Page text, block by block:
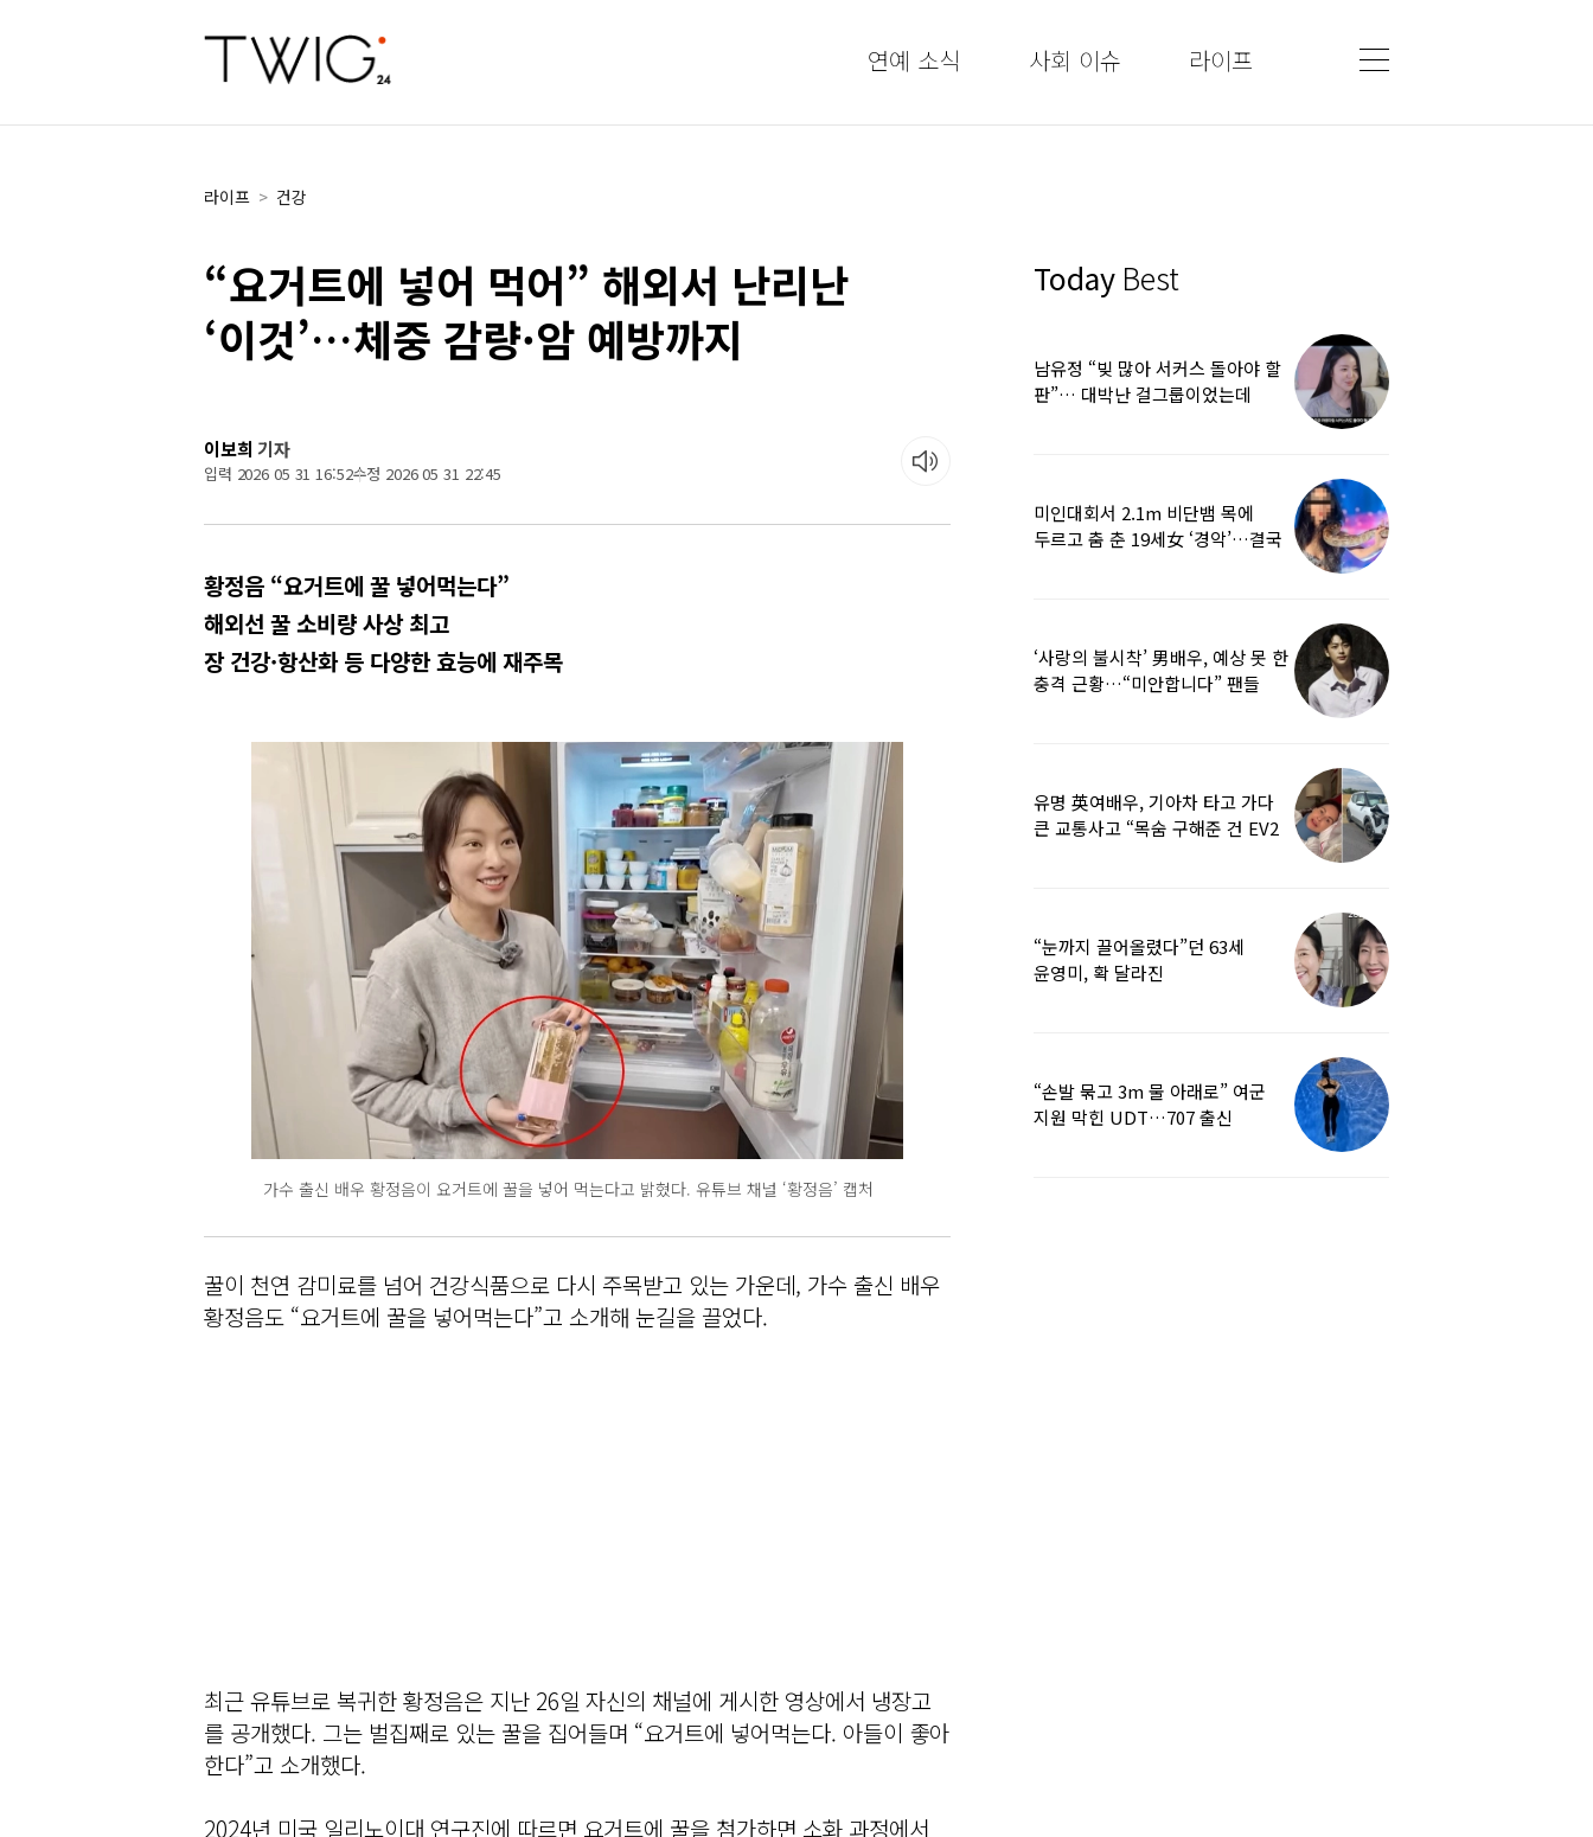
연예 소식 사회 이슈 라이프
라이프 > 건강
“요거트에 넣어 먹어” 해외서 난리난
‘이것’…체중 감량·암 예방까지
이보희 기자
입력 2026 05 31 16:52수정 2026 05 31 22:45
황정음 “요거트에 꿀 넣어먹는다”
해외선 꿀 소비량 사상 최고
장 건강·항산화 등 다양한 효능에 재주목
가수 출신 배우 황정음이 요거트에 꿀을 넣어 먹는다고 밝혔다. 유튜브 채널 ‘황정음’ 캡처
꿀이 천연 감미료를 넘어 건강식품으로 다시 주목받고 있는 가운데, 가수 출신 배우
황정음도 “요거트에 꿀을 넣어먹는다”고 소개해 눈길을 끌었다.
최근 유튜브로 복귀한 황정음은 지난 26일 자신의 채널에 게시한 영상에서 냉장고
를 공개했다. 그는 벌집째로 있는 꿀을 집어들며 “요거트에 넣어먹는다. 아들이 좋아
한다”고 소개했다.
2024년 미국 일리노이대 연구진에 따르면 요거트에 꿀을 첨가하면 소화 과정에서
Today Best
남유정 “빚 많아 서커스 돌아야 할
판”… 대박난 걸그룹이었는데
미인대회서 2.1m 비단뱀 목에
두르고 춤 춘 19세女 ‘경악’…결국
‘사랑의 불시착’ 男배우, 예상 못 한
충격 근황…“미안합니다” 팬들
유명 英여배우, 기아차 타고 가다
큰 교통사고 “목숨 구해준 건 EV2
“눈까지 끌어올렸다”던 63세
윤영미, 확 달라진
“손발 묶고 3m 물 아래로” 여군
지원 막힌 UDT…707 출신